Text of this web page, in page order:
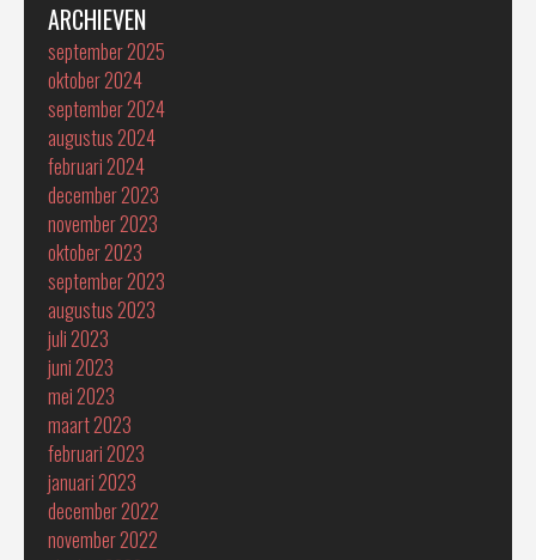
ARCHIEVEN
september 2025
oktober 2024
september 2024
augustus 2024
februari 2024
december 2023
november 2023
oktober 2023
september 2023
augustus 2023
juli 2023
juni 2023
mei 2023
maart 2023
februari 2023
januari 2023
december 2022
november 2022